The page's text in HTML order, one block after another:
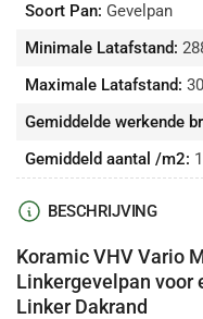
Soort Pan: Gevelpan
Minimale Latafstand:
Maximale Latafstand:
Gemiddelde werkende
Gemiddeld aantal /m2:
BESCHRIJVING
Koramic VHV Vario
Linkergevelpan voor
Linker Dakrand